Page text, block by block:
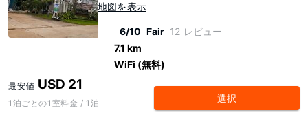
地図を表示
6/10 Fair 12 レビュー
7.1 km
WiFi (無料)
最安値 USD 21
1泊ごとの1室料金 / 1泊 選択